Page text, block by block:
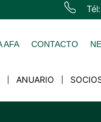
AFA CONTACTO
ANUARIO